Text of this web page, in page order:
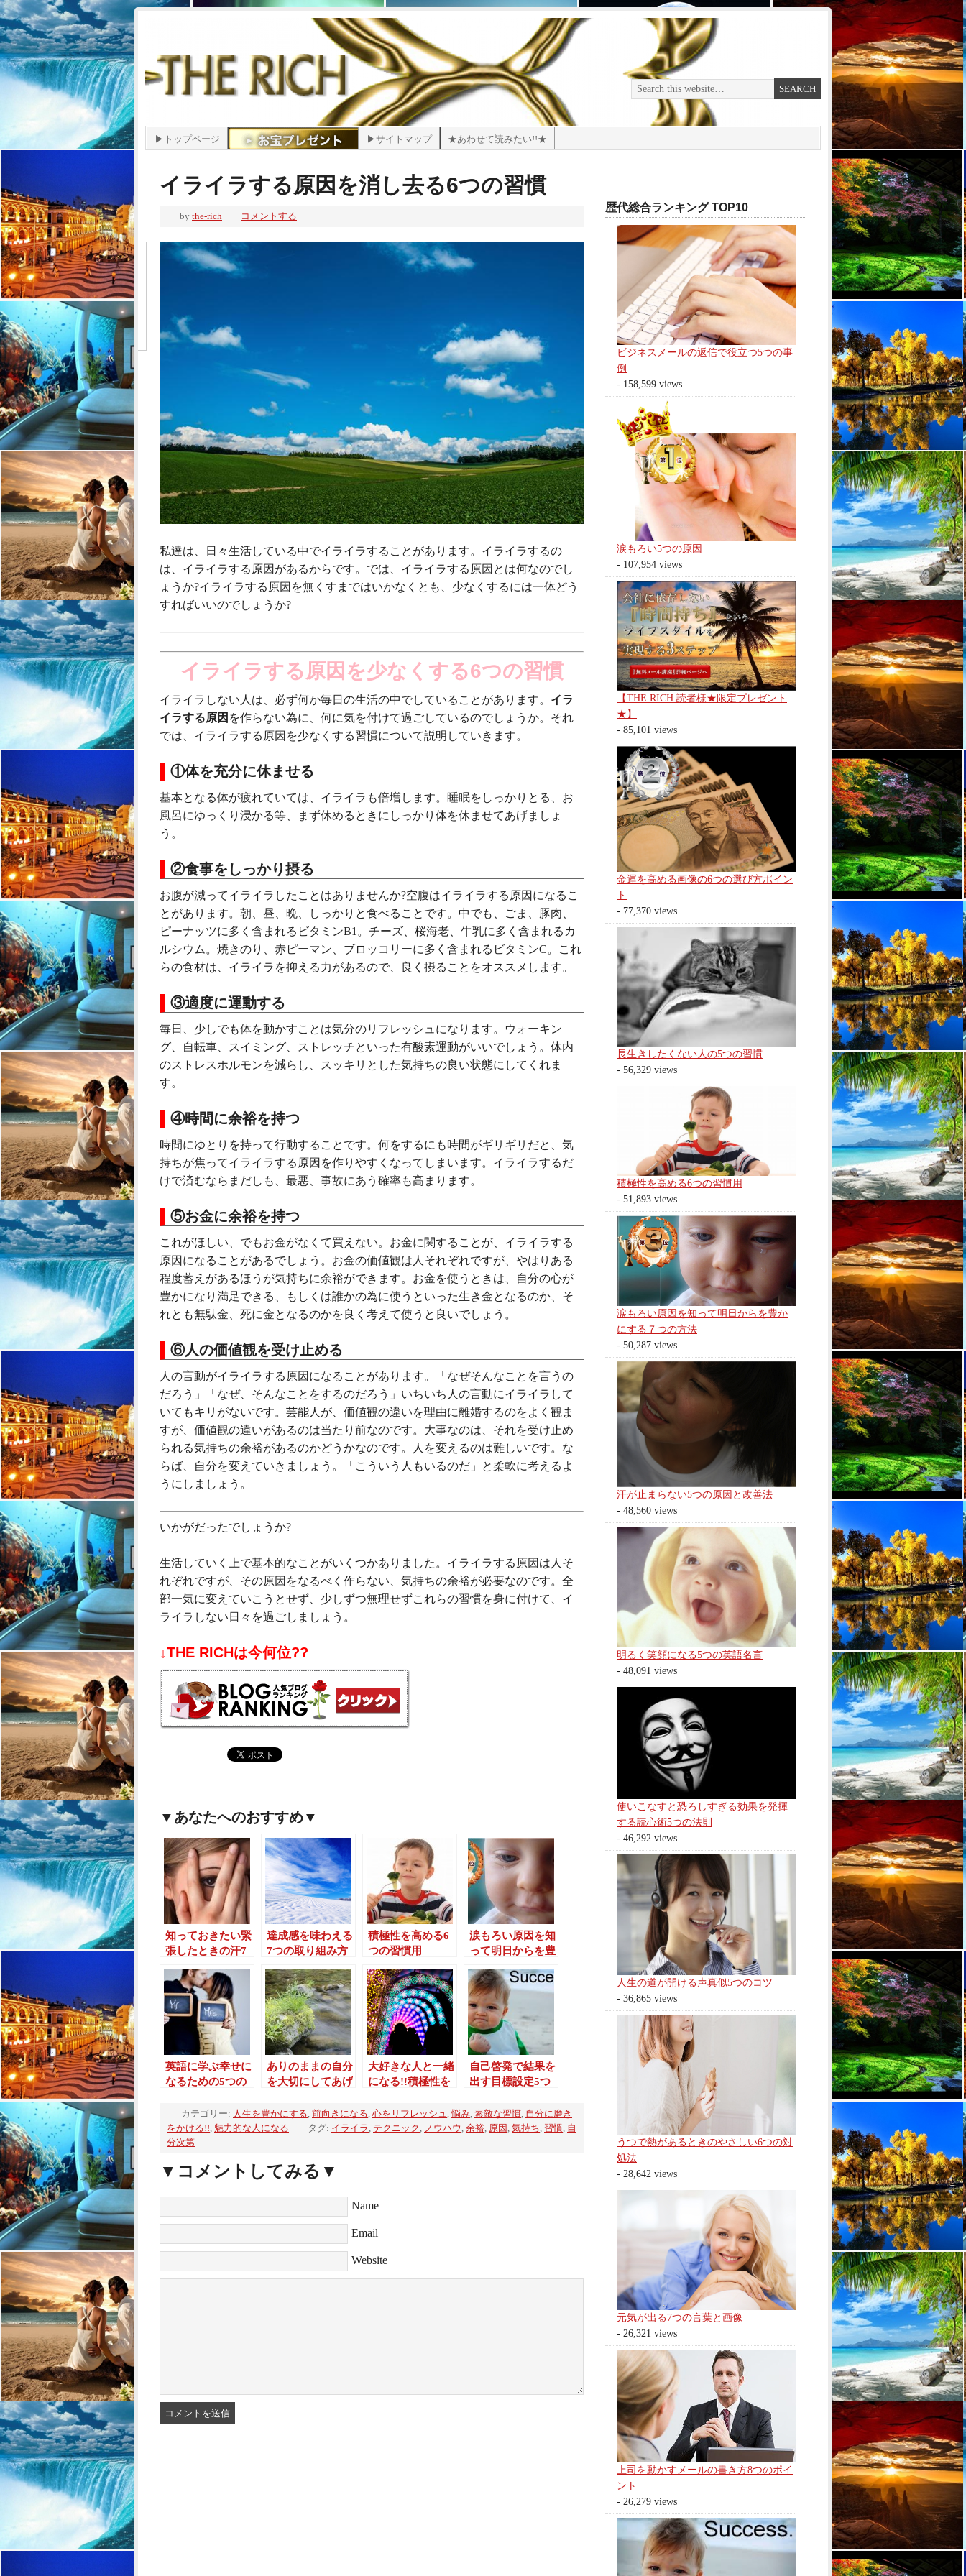
▶トップページ ▶サイトマップ ★あわせて読みたい!!★
イライラする原因を消し去る6つの習慣
by the-rich コメントする
私達は、日々生活している中でイライラすることがあります。イライラするの
は、イライラする原因があるからです。では、イライラする原因とは何なのでし
ょうか?イライラする原因を無くすまではいかなくとも、少なくするには一体どう
すればいいのでしょうか?
イライラする原因を少なくする6つの習慣
イライラしない人は、必ず何か毎日の生活の中でしていることがあります。 イラ
イラする原因 を作らない為に、何に気を付けて過ごしているのでしょうか。それ
では、イライラする原因を少なくする習慣について説明していきます。
①体を充分に休ませる
基本となる体が疲れていては、イライラも倍増します。睡眠をしっかりとる、お
風呂にゆっくり浸かる等、まず休めるときにしっかり体を休ませてあげましょ
う。
②食事をしっかり摂る
お腹が減ってイライラしたことはありませんか?空腹はイライラする原因になるこ
とがあります。朝、昼、晩、しっかりと食べることです。中でも、ごま、豚肉、
ピーナッツに多く含まれるビタミンB1。チーズ、桜海老、牛乳に多く含まれるカ
ルシウム。焼きのり、赤ピーマン、ブロッコリーに多く含まれるビタミンC。これ
らの食材は、イライラを抑える力があるので、良く摂ることをオススメします。
③適度に運動する
毎日、少しでも体を動かすことは気分のリフレッシュになります。ウォーキン
グ、自転車、スイミング、ストレッチといった有酸素運動がいいでしょう。体内
のストレスホルモンを減らし、スッキリとした気持ちの良い状態にしてくれま
す。
④時間に余裕を持つ
時間にゆとりを持って行動することです。何をするにも時間がギリギリだと、気
持ちが焦ってイライラする原因を作りやすくなってしまいます。イライラするだ
けで済むならまだしも、最悪、事故にあう確率も高まります。
⑤お金に余裕を持つ
これがほしい、でもお金がなくて買えない。お金に関することが、イライラする
原因になることがあるでしょう。お金の価値観は人それぞれですが、やはりある
程度蓄えがあるほうが気持ちに余裕ができます。お金を使うときは、自分の心が
豊かになり満足できる、もしくは誰かの為に使うといった生き金となるのか、そ
れとも無駄金、死に金となるのかを良く考えて使うと良いでしょう。
⑥人の価値観を受け止める
人の言動がイライラする原因になることがあります。「なぜそんなことを言うの
だろう」「なぜ、そんなことをするのだろう」いちいち人の言動にイライラして
いてもキリがないです。芸能人が、価値観の違いを理由に離婚するのをよく観ま
すが、価値観の違いがあるのは当たり前なのです。大事なのは、それを受け止め
られる気持ちの余裕があるのかどうかなのです。人を変えるのは難しいです。な
らば、自分を変えていきましょう。「こういう人もいるのだ」と柔軟に考えるよ
うにしましょう。
いかがだったでしょうか?
生活していく上で基本的なことがいくつかありました。イライラする原因は人そ
れぞれですが、その原因をなるべく作らない、気持ちの余裕が必要なのです。全
部一気に変えていこうとせず、少しずつ無理せずこれらの習慣を身に付けて、イ
ライラしない日々を過ごしましょう。
↓THE RICHは今何位??
▼あなたへのおすすめ▼
知っておきたい緊
張したときの汗7
達成感を味わえる
7つの取り組み方
積極性を高める6
つの習慣用
涙もろい原因を知
って明日からを豊
法
英語に学ぶ幸せに
なるための5つの
ありのままの自分
を大切にしてあげ
大好きな人と一緒
になる!!積極性を
自己啓発で結果を
出す目標設定5つ
カテゴリー: 人生を豊かにする, 前向きになる, 心をリフレッシュ ,悩み, 素敵な習慣, 自分に磨き
をかける!!, 魅力的な人になる タグ: イライラ , テクニック , ノウハウ , 余裕, 原因 , 気持ち, 習慣, 自
分次第
▼コメントしてみる▼
Name
Email
Website
歴代総合ランキング TOP10
ビジネスメールの返信で役立つ5つの事
例
- 158,599 views
涙もろい5つの原因
- 107,954 views
【THE RICH 読者様★限定プレゼント
★】
- 85,101 views
金運を高める画像の6つの選び方ポイン
ト
- 77,370 views
長生きしたくない人の5つの習慣
- 56,329 views
積極性を高める6つの習慣用
- 51,893 views
涙もろい原因を知って明日からを豊か
にする７つの方法
- 50,287 views
汗が止まらない5つの原因と改善法
- 48,560 views
明るく笑顔になる5つの英語名言
- 48,091 views
使いこなすと恐ろしすぎる効果を発揮
する読心術5つの法則
- 46,292 views
人生の道が開ける声真似5つのコツ
- 36,865 views
うつで熱があるときのやさしい6つの対
処法
- 28,642 views
元気が出る7つの言葉と画像
- 26,321 views
上司を動かすメールの書き方8つのポイ
ント
- 26,279 views